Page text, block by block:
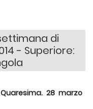
di
- Superiore:
28 marzo